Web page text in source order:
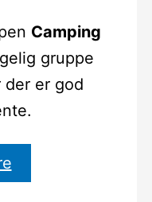
Camping
gruppe
der er god